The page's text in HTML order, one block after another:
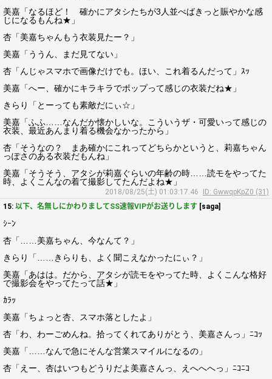
美嘉「なるほど！ 確かにアタシたちが3人並べばきっと賑やかな感
じになるもんね★」
杏「美嘉ちゃんもう衣装見たー？」
美嘉「ううん、まだ見てない」
杏「んじゃスマホで画像だけでも。ほい、これ着るんだって」ｽｯ
美嘉「へー、確かにキラキラでポップって感じの衣装だね★」
きらり「とーっても素敵だにぃ☆」
美嘉「ふふ……なんだか懐かしいな。こういうザ・可愛いって感じの
衣装、最近あんまり着る機会なかったから」
杏「そうなの？ まあ確かにこれってどちらかというと、莉嘉ちゃん
っぽさのある衣装だもんね」
美嘉「そうそう、アタシが莉嘉ぐらいの年齢の時……読モをやってた
時、よくこんなの着て撮影してたんだよね★」
2018/08/25(土) 01:03:17.46
ID: GwwqpKpZ0 (31)
15: 以下、名無しにかわりましてSS速報VIPがお送りします [saga]
ｼｰﾝ
杏「……美嘉ちゃん、今なんて？」
きらり「……きらりも、よく聞こえなかったにぃ？」
美嘉「あはは。だから、アタシが読モをやってた時、よくこんな格好
で撮影会をやってたって話★」
ｶﾗｯ
美嘉「ちょっと杏、スマホ落としたよ」
杏「わ、わーごめんね。拾ってくれてありがとう、美嘉さんっ」ﾆｺｯ
美嘉「……なんで急にそんな営業スマイルになるの」
杏「えー、杏はいつもどうりだよ美嘉さんっ、えへへへっ」ﾆｺﾆｺ